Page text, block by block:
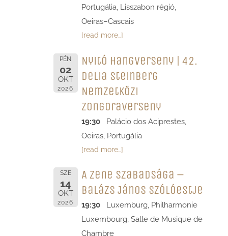
Portugália, Lisszabon régió,
Oeiras–Cascais
[read more…]
PÉN
02
OKT
2026
Nyitó hangverseny | 42.
Delia Steinberg
Nemzetközi
Zongoraverseny
19:30
Palácio dos Aciprestes,
Oeiras, Portugália
[read more…]
SZE
14
OKT
2026
A zene szabadsága –
Balázs János szólóestje
19:30
Luxemburg, Philharmonie
Luxembourg, Salle de Musique de
Chambre